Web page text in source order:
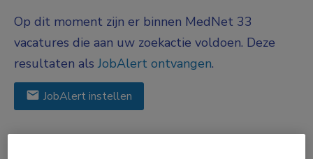
Op dit moment zijn er binnen MedNet 33
vacatures die aan uw zoekactie voldoen. Deze
resultaten alsJobAlert ontvangen.
JobAlert instellen